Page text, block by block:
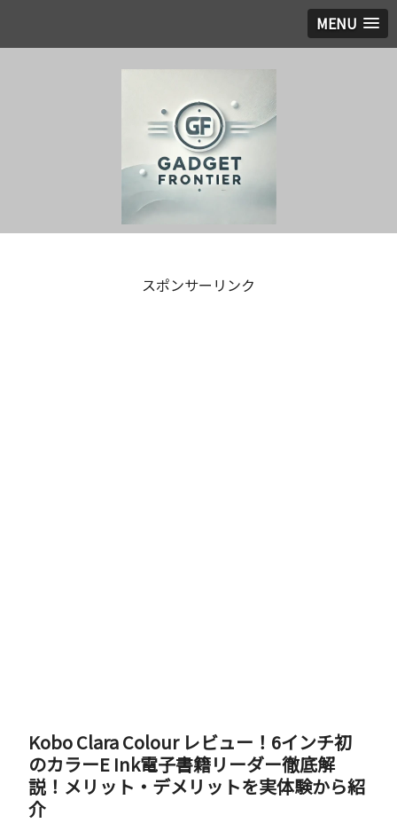
MENU
スポンサーリンク
Kobo Clara Colour レビュー！6インチ初
のカラーE Ink電子書籍リーダー徹底解
説！メリット・デメリットを実体験から紹
介